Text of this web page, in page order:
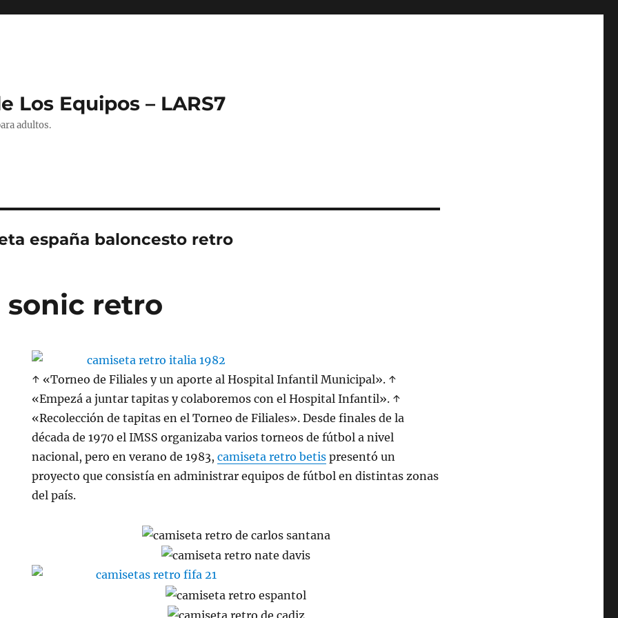
Los Equipos – LARS7
adultos.
españa baloncesto retro
retro
↑ «Torneo de Filiales y un aporte al Hospital Infantil Municipal». ↑
«Empezá a juntar tapitas y colaboremos con el Hospital Infantil». ↑
«Recolección de tapitas en el Torneo de Filiales». Desde finales de la
década de 1970 el IMSS organizaba varios torneos de fútbol a nivel
nacional, pero en verano de 1983,camiseta retro betis presentó un
proyecto que consistía en administrar equipos de fútbol en distintas zonas
del país.